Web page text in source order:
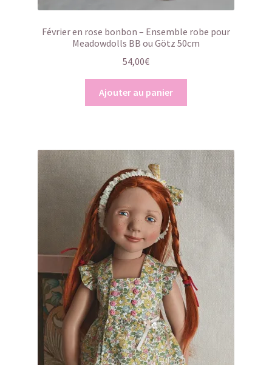
Février en rose bonbon – Ensemble robe pour
Meadowdolls BB ou Götz 50cm
54,00€
Ajouter au panier